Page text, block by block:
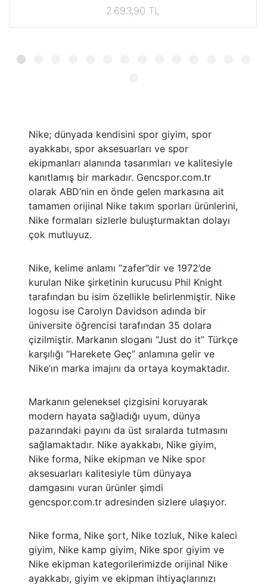
2.693,90 TL
Nike; dünyada kendisini spor giyim, spor
ayakkabı, spor aksesuarları ve spor
ekipmanları alanında tasarımları ve kalitesiyle
kanıtlamış bir markadır. Gencspor.com.tr
olarak ABD’nin en önde gelen markasına ait
tamamen orijinal Nike takım sporları ürünlerini,
Nike formaları sizlerle buluşturmaktan dolayı
çok mutluyuz.
Nike, kelime anlamı “zafer”dir ve 1972’de
kurulan Nike şirketinin kurucusu Phil Knight
tarafından bu isim özellikle belirlenmiştir. Nike
logosu ise Carolyn Davidson adında bir
üniversite öğrencisi tarafından 35 dolara
çizilmiştir. Markanın sloganı “Just do it” Türkçe
karşılığı “Harekete Geç” anlamına gelir ve
Nike’ın marka imajını da ortaya koymaktadır.
Markanın geleneksel çizgisini koruyarak
modern hayata sağladığı uyum, dünya
pazarındaki payını da üst sıralarda tutmasını
sağlamaktadır. Nike ayakkabı, Nike giyim,
Nike forma, Nike ekipman ve Nike spor
aksesuarları kalitesiyle tüm dünyaya
damgasını vuran ürünler şimdi
gencspor.com.tr adresinden sizlere ulaşıyor.
Nike forma, Nike şort, Nike tozluk, Nike kaleci
giyim, Nike kamp giyim, Nike spor giyim ve
Nike ekipman kategorilerimizde orijinal Nike
ayakkabı, giyim ve ekipman ihtiyaçlarınızı